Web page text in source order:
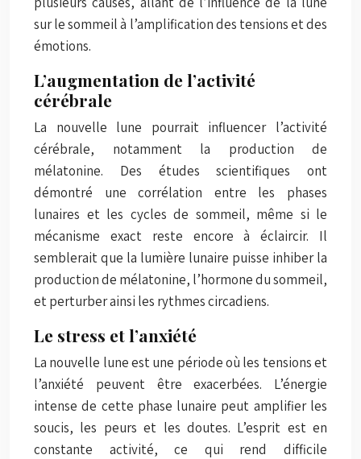
sur le sommeil à l’amplification des tensions et des
émotions.
L’augmentation de l’activité
cérébrale
La nouvelle lune pourrait influencer l’activité
cérébrale, notamment la production de
mélatonine. Des études scientifiques ont
démontré une corrélation entre les phases
lunaires et les cycles de sommeil, même si le
mécanisme exact reste encore à éclaircir. Il
semblerait que la lumière lunaire puisse inhiber la
production de mélatonine, l’hormone du sommeil,
et perturber ainsi les rythmes circadiens.
Le stress et l’anxiété
La nouvelle lune est une période où les tensions et
l’anxiété peuvent être exacerbées. L’énergie
intense de cette phase lunaire peut amplifier les
soucis, les peurs et les doutes. L’esprit est en
constante activité, ce qui rend difficile